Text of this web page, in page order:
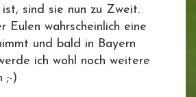
sind sie nun zu Zweit.
Eulen wahrscheinlich eine
und bald in Bayern
ich wohl noch weitere
;-)